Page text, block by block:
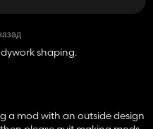
shaping.
a mod with an outside design